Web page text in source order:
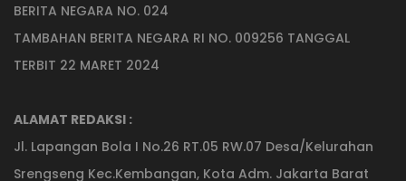
BERITA NEGARA NO. 024
TAMBAHAN BERITA NEGARA RI NO. 009256 TANGGAL
TERBIT 22 MARET 2024
ALAMAT REDAKSI :
Jl. Lapangan Bola I No.26 RT.05 RW.07 Desa/Kelurahan
Srengseng Kec.Kembangan, Kota Adm. Jakarta Barat